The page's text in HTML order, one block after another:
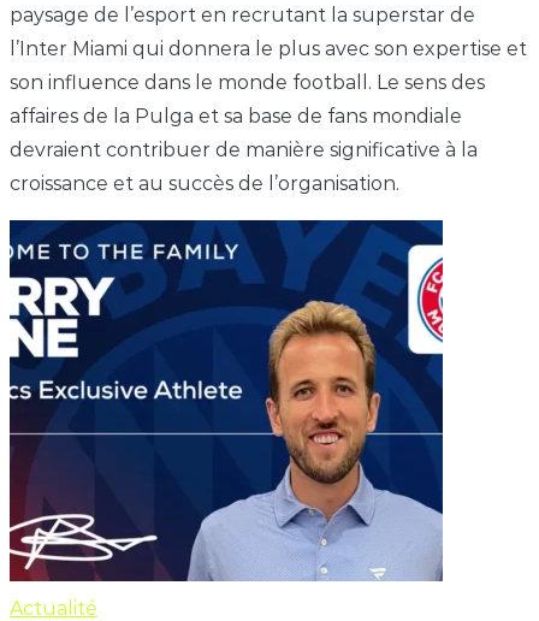
paysage de l’esport en recrutant la superstar de
l’Inter Miami qui donnera le plus avec son expertise et
son influence dans le monde football. Le sens des
affaires de la Pulga et sa base de fans mondiale
devraient contribuer de manière significative à la
croissance et au succès de l’organisation.
Actualité